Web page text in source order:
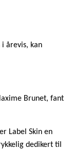
årevis, kan
Brunet, fant
Label Skin en
dedikert til